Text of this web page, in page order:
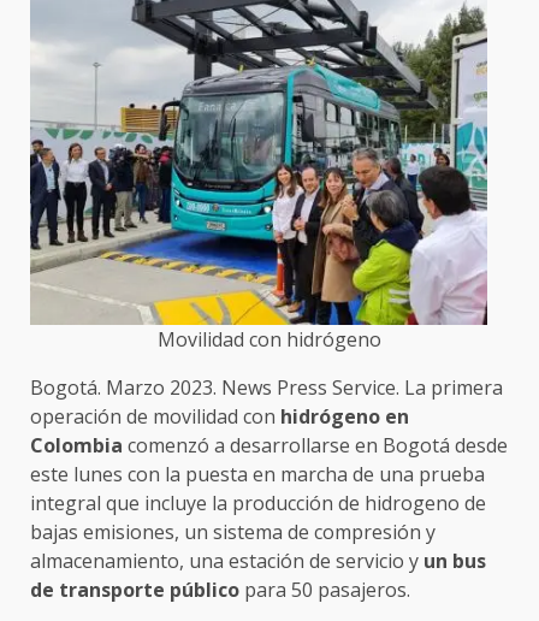
Movilidad con hidrógeno
Bogotá. Marzo 2023. News Press Service. La primera
operación de movilidad con hidrógeno en
Colombia comenzó a desarrollarse en Bogotá desde
este lunes con la puesta en marcha de una prueba
integral que incluye la producción de hidrogeno de
bajas emisiones, un sistema de compresión y
almacenamiento, una estación de servicio y un bus
de transporte público para 50 pasajeros.